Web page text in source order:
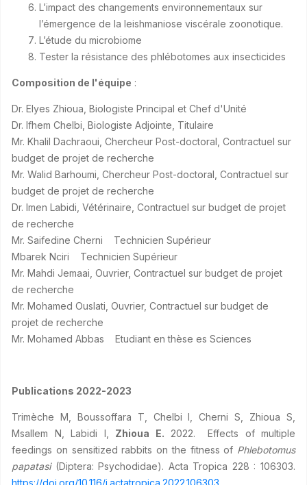
L’impact des changements environnementaux sur
l’émergence de la leishmaniose viscérale zoonotique.
L’étude du microbiome
Tester la résistance des phlébotomes aux insecticides
Composition de l'équipe :
Dr. Elyes Zhioua, Biologiste Principal et Chef d'Unité
Dr. Ifhem Chelbi, Biologiste Adjointe, Titulaire
Mr. Khalil Dachraoui, Chercheur Post-doctoral, Contractuel sur
budget de projet de recherche
Mr. Walid Barhoumi, Chercheur Post-doctoral, Contractuel sur
budget de projet de recherche
Dr. Imen Labidi, Vétérinaire, Contractuel sur budget de projet
de recherche
Mr. Saifedine Cherni Technicien Supérieur
Mbarek Nciri Technicien Supérieur
Mr. Mahdi Jemaai, Ouvrier, Contractuel sur budget de projet
de recherche
Mr. Mohamed Ouslati, Ouvrier, Contractuel sur budget de
projet de recherche
Mr. Mohamed Abbas Etudiant en thèse es Sciences
Publications 2022-2023
Trimèche M, Boussoffara T, Chelbi I, Cherni S, Zhioua S,
Msallem N, Labidi I, Zhioua E. 2022.
Effects of multiple
feedings on sensitized rabbits on the fitness of Phlebotomus
papatasi (Diptera: Psychodidae). Acta Tropica 228 : 106303.
https://doi.org/10.116/j.actatropica.2022.106303